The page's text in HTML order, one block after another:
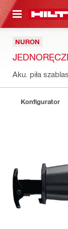
GŁÓWNEJ
NURON
Aku. piła
Konfigurator